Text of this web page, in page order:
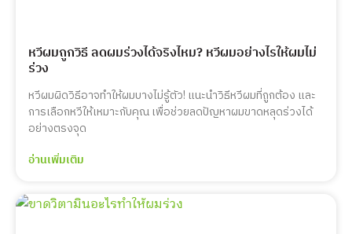
หวีผมถูกวิธี ลดผมร่วงได้จริงไหม? หวีผมอย่างไรให้ผมไม่
ร่วง
หวีผมผิดวิธีอาจทำให้ผมบางไม่รู้ตัว! แนะนำวิธีหวีผมที่ถูกต้อง และ
การเลือกหวีให้เหมาะกับคุณ เพื่อช่วยลดปัญหาผมขาดหลุดร่วงได้
อย่างตรงจุด
อ่านเพิ่มเติม